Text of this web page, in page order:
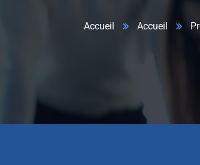
Accueil Accueil